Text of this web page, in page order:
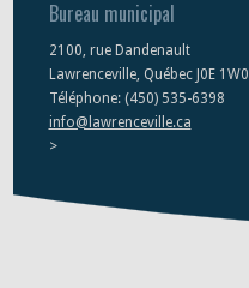
Bureau municipal
2100, rue Dandenault
Lawrenceville, Québec J0E 1W0
Téléphone: (450) 535-6398
info@lawrenceville.ca
>